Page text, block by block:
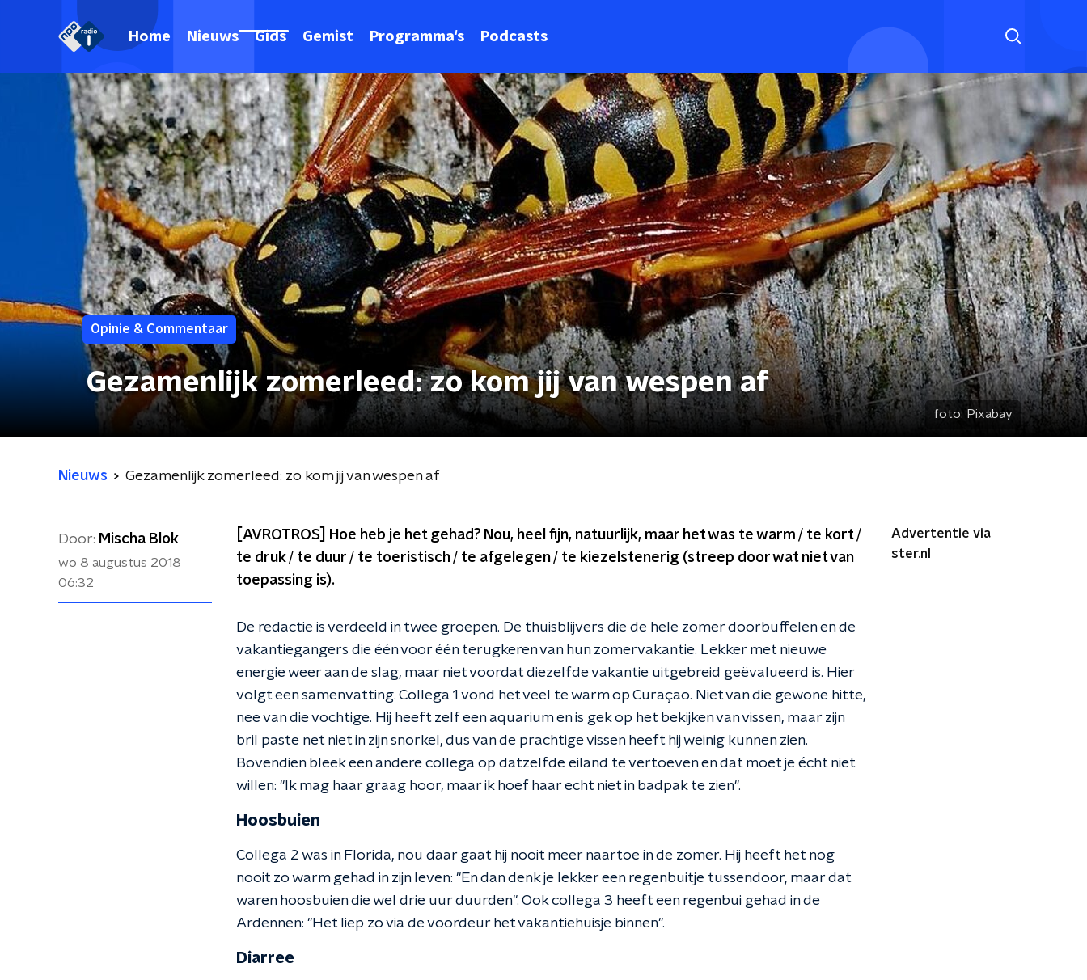
Home Nieuws Gids Gemist Programma's Podcasts
Opinie & Commentaar
Gezamenlijk zomerleed: zo kom jij van wespen af
foto: Pixabay
Nieuws Gezamenlijk zomerleed: zo kom jij van wespen af
Door: Mischa Blok
wo 8 augustus 2018
06:32
[AVROTROS] Hoe heb je het gehad? Nou, heel fijn, natuurlijk, maar het was te warm / te kort /
te druk / te duur / te toeristisch / te afgelegen / te kiezelstenerig (streep door wat niet van
toepassing is).
De redactie is verdeeld in twee groepen. De thuisblijvers die de hele zomer doorbuffelen en de
vakantiegangers die één voor één terugkeren van hun zomervakantie. Lekker met nieuwe
energie weer aan de slag, maar niet voordat diezelfde vakantie uitgebreid geëvalueerd is. Hier
volgt een samenvatting. Collega 1 vond het veel te warm op Curaçao. Niet van die gewone hitte,
nee van die vochtige. Hij heeft zelf een aquarium en is gek op het bekijken van vissen, maar zijn
bril paste net niet in zijn snorkel, dus van de prachtige vissen heeft hij weinig kunnen zien.
Bovendien bleek een andere collega op datzelfde eiland te vertoeven en dat moet je écht niet
willen: "Ik mag haar graag hoor, maar ik hoef haar echt niet in badpak te zien".
Hoosbuien
Collega 2 was in Florida, nou daar gaat hij nooit meer naartoe in de zomer. Hij heeft het nog
nooit zo warm gehad in zijn leven: "En dan denk je lekker een regenbuitje tussendoor, maar dat
waren hoosbuien die wel drie uur duurden". Ook collega 3 heeft een regenbui gehad in de
Ardennen: "Het liep zo via de voordeur het vakantiehuisje binnen".
Diarree
Advertentie via
ster.nl